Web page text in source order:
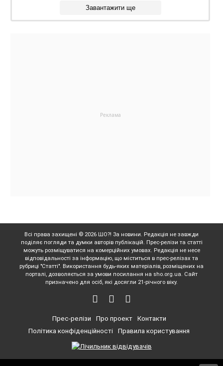
Завантажити ще
Всі права захищені © 2026 ШО?! За новини. Редакція не завжди
поділяє погляди та думки авторів публікацій. Прес-релізи та статті
можуть розміщуватися на комерційних умовах. Редакція не несе
відповідальності за інформацію, що міститься в прес-релізах та
рубриці "Статті". Використання будь-яких матеріалів, розміщених на
порталі, дозволяється за умови посилання на sho.org.ua. Сайт
призначено для осіб, які досягли 21-річного віку.
Прес-релізи Про проект
Контакти
Політика конфіденційності
Правила користування